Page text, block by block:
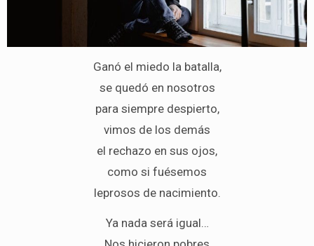
Ganó el miedo la batalla,
se quedó en nosotros
para siempre despierto,
vimos de los demás
el rechazo en sus ojos,
como si fuésemos
leprosos de nacimiento.
Ya nada será igual…